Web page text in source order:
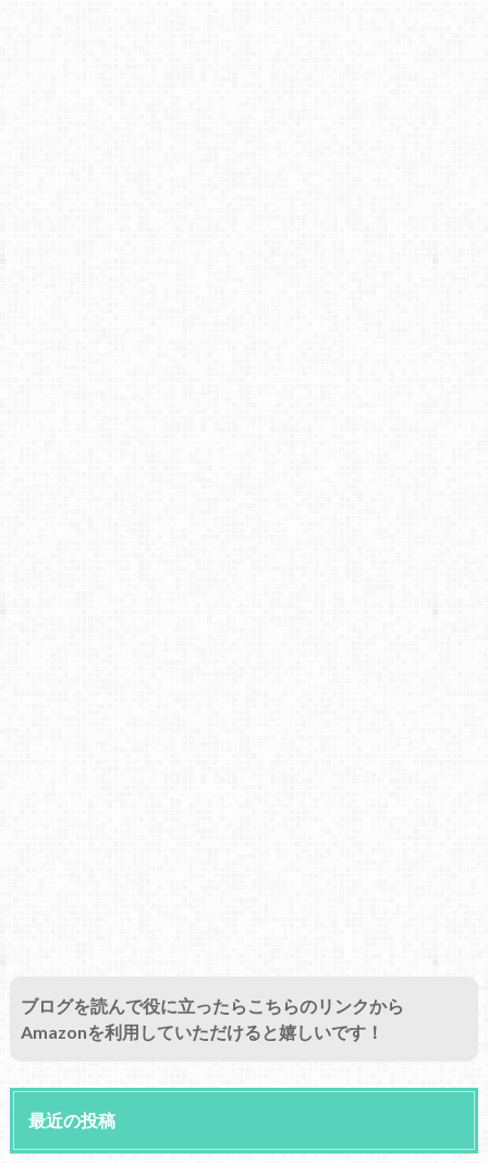
ブログを読んで役に立ったらこちらのリンクから
Amazonを利用していただけると嬉しいです！
最近の投稿